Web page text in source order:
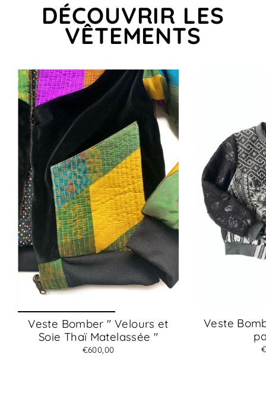
DÉCOUVRIR LES
VÊTEMENTS
Veste Bomber " Velours et
Soie Thaï Matelassée "
€600,00
Veste